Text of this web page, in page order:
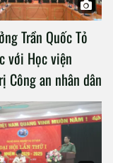
Trần Quốc Tỏ
với Học viện
Công an nhân dân